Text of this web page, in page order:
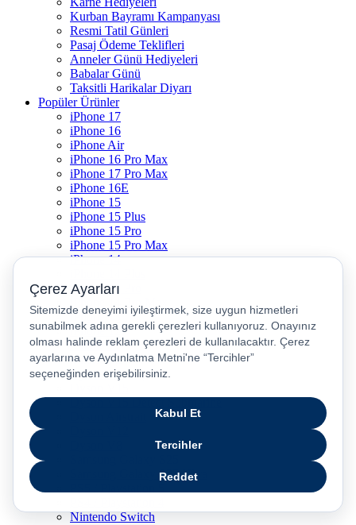
Kurban Bayramı Kampanyası
Resmi Tatil Günleri
Pasaj Ödeme Teklifleri
Anneler Günü Hediyeleri
Babalar Günü
Taksitli Harikalar Diyarı
Popüler Ürünler
iPhone 17
iPhone 16
iPhone Air
iPhone 16 Pro Max
iPhone 17 Pro Max
iPhone 16E
iPhone 15
iPhone 15 Plus
iPhone 15 Pro
iPhone 15 Pro Max
iPhone 14
iPhone 14 Pro
iPhone 14 Pro Max
iPhone 13
iPhone 12
iPhone 11
iPhone SE
Dyson Airwrap
Samsung Galaxy S25 Ultra
Nintendo Switch